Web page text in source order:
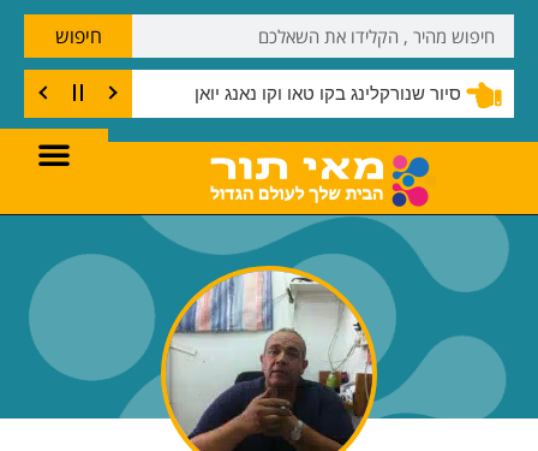
סיור שנורקלינג בקו טאו וקו נאנג יואן
חיפוש